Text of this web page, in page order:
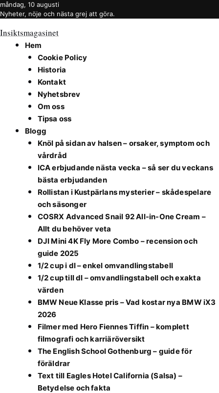
måndag, 10 augusti
Nyheter, nöje och nästa grej att göra.
Insiktsmagasinet
Hem
Cookie Policy
Historia
Kontakt
Nyhetsbrev
Om oss
Tipsa oss
Blogg
Knöl på sidan av halsen – orsaker, symptom och
vårdråd
ICA erbjudande nästa vecka – så ser du veckans
bästa erbjudanden
Rollistan i Kustpärlans mysterier – skådespelare
och säsonger
COSRX Advanced Snail 92 All-in-One Cream –
Allt du behöver veta
DJI Mini 4K Fly More Combo – recension och
guide 2025
1/2 cup i dl – enkel omvandlingstabell
1/2 cup till dl – omvandlingstabell och exakta
värden
BMW Neue Klasse pris – Vad kostar nya BMW iX3
2026
Filmer med Hero Fiennes Tiffin – komplett
filmografi och karriäröversikt
The English School Gothenburg – guide för
föräldrar
Text till Eagles Hotel California (Salsa) –
Betydelse och fakta